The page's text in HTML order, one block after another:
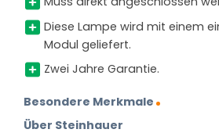
Diese Lampe wird mit einem
Modul geliefert.
Zwei Jahre Garantie.
Besondere Merkmale
Über Steinhauer